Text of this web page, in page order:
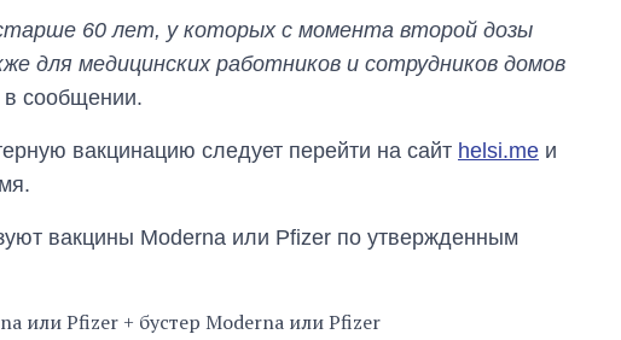
60 лет, у которых с момента второй дозы
для медицинских работников и сотрудников домов
в сообщении.
вакцинацию следует перейти на сайт helsi.me и
вакцины Moderna или Pfizer по утвержденным
или Pfizer + бустер Moderna или Pfizer
количество
аспирантуру